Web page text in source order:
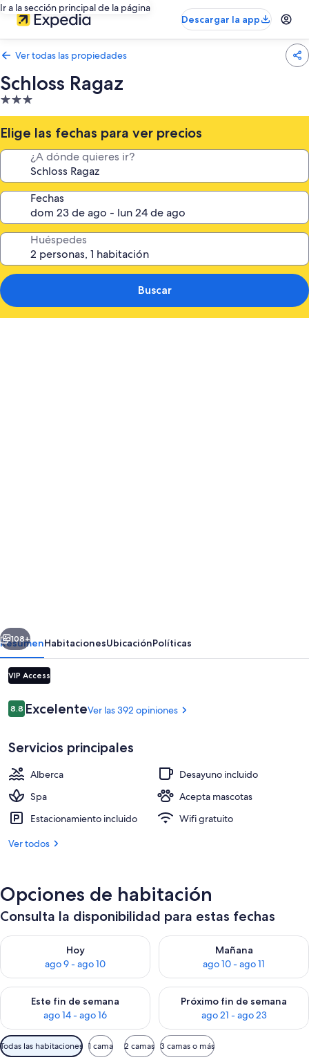
Ir a la sección principal de la página
Descargar la app
Ver todas las propiedades
Schloss Ragaz
Propiedad
de
3.0
estrellas
Elige las fechas para ver precios
¿A dónde quieres ir?
Fechas
Huéspedes
Buscar
Exterior
Siguiente
108+
ResumenHabitacionesUbicaciónPolíticas
VIP Access
Opiniones
8.88.8 de 10,
ExcelenteVer las 392 opiniones
Servicios principales
Alberca
Desayuno incluido
Spa
Acepta mascotas
Estacionamiento incluido
Wifi gratuito
Ver todos
Opciones de habitación
Consulta la disponibilidad para estas fechas
Hoy
ago 9 - ago 10
Consulta la disponibilidad para hoy ago 9 - ago 10
Mañana
ago 10 - ago 11
Consulta la disponibilidad
Este fin de semana
ago 14 - ago 16
Consulta la disponibilidad para este fin de semana ago 14 -
Próximo fin de semana
ago 21 - ago 23
Consulta la disponibilidad
Filtros
disponibles
Todas las habitaciones 1 cama 2 camas 3 camas o más